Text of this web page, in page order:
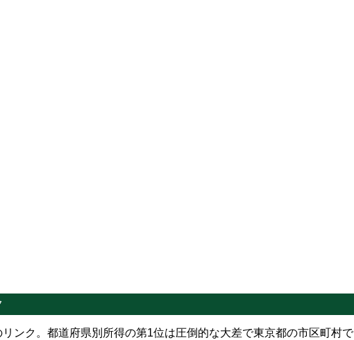
ンク。都道府県別所得の第1位は圧倒的な大差で東京都の市区町村で